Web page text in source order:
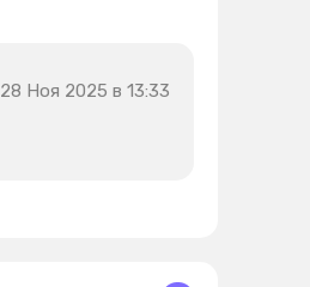
28 Ноя 2025 в 13:33